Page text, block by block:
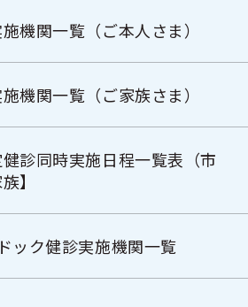
機関一覧（ご本人さま）
機関一覧（ご家族さま）
診同時実施日程一覧表（市
】
ック健診実施機関一覧